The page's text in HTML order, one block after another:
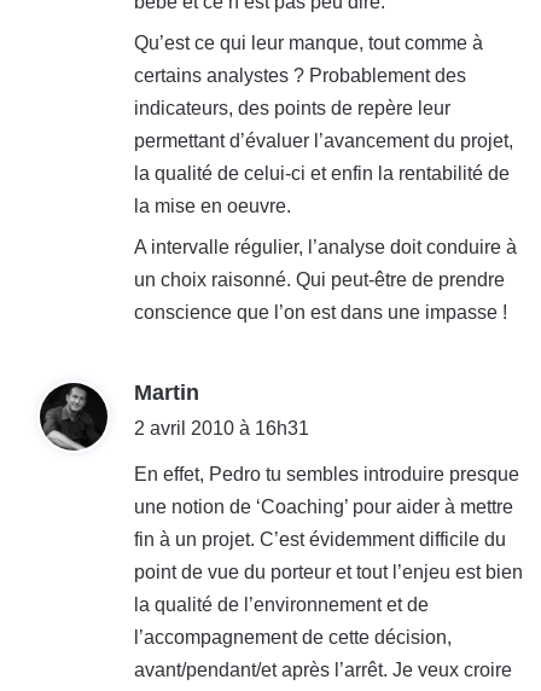
Qu’est ce qui leur manque, tout comme à
certains analystes ? Probablement des
indicateurs, des points de repère leur
permettant d’évaluer l’avancement du projet,
la qualité de celui-ci et enfin la rentabilité de
la mise en oeuvre.
A intervalle régulier, l’analyse doit conduire à
un choix raisonné. Qui peut-être de prendre
conscience que l’on est dans une impasse !
Martin
i
2 avril 2010 à 16h31
En effet, Pedro tu sembles introduire presque
une notion de ‘Coaching’ pour aider à mettre
fin à un projet. C’est évidemment difficile du
point de vue du porteur et tout l’enjeu est bien
la qualité de l’environnement et de
l’accompagnement de cette décision,
avant/pendant/et après l’arrêt. Je veux croire